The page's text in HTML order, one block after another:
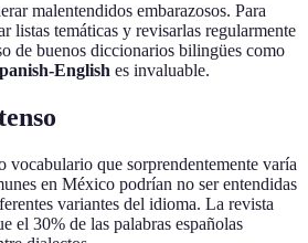
malentendidos embarazosos. Para
listas temáticas y revisarlas regularmente
de buenos diccionarios bilingües como
English es invaluable.
vocabulario que sorprendentemente varía
en México podrían no ser entendidas
variantes del idioma. La revista
el 30% de las palabras españolas